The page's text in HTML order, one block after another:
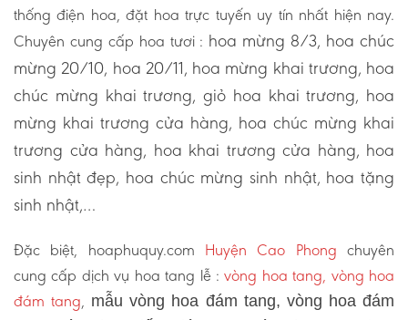
thống điện hoa, đặt hoa trực tuyến uy tín nhất hiện nay.
Chuyên cung cấp hoa tươi : hoa mừng 8/3, hoa chúc
mừng 20/10, hoa 20/11, hoa mừng khai trương, hoa
chúc mừng khai trương, giỏ hoa khai trương, hoa
mừng khai trương cửa hàng, hoa chúc mừng khai
trương cửa hàng, hoa khai trương cửa hàng, hoa
sinh nhật đẹp, hoa chúc mừng sinh nhật, hoa tặng
sinh nhật,…
Đặc biệt, hoaphuquy.com Huyện Cao Phong chuyên
cung cấp dịch vụ hoa tang lễ :vòng hoa tang, vòng hoa
đám tang, mẫu vòng hoa đám tang, vòng hoa đám